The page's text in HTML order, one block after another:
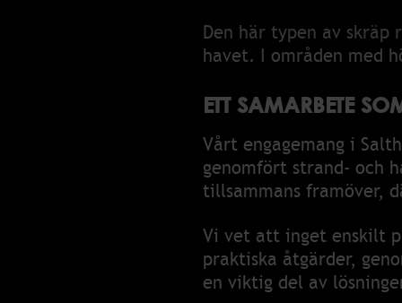
Den här typen av
havet. I områden med
ETT SAMARBETE
Vårt engagemang i
genomfört strand- och
tillsammans framöver,
Vi vet att inget enskilt
praktiska åtgärder,
en viktig del av